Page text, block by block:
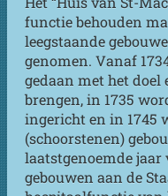
functie behouden
leegstaande
genomen. Vanaf
gedaan met het
brengen, in 1735
ingericht en in 1745
(schoorstenen)
laatstgenoemde jaar
gebouwen aan de